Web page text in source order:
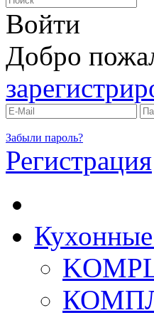
Войти
Добро
Забыли пароль?
Регистрация